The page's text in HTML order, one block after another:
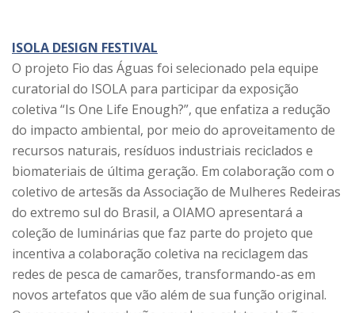
ISOLA DESIGN FESTIVAL
O projeto Fio das Águas foi selecionado pela equipe
curatorial do ISOLA para participar da exposição
coletiva “Is One Life Enough?”, que enfatiza a redução
do impacto ambiental, por meio do aproveitamento de
recursos naturais, resíduos industriais reciclados e
biomateriais de última geração. Em colaboração com o
coletivo de artesãs da Associação de Mulheres Redeiras
do extremo sul do Brasil, a OIAMO apresentará a
coleção de luminárias que faz parte do projeto que
incentiva a colaboração coletiva na reciclagem das
redes de pesca de camarões, transformando-as em
novos artefatos que vão além de sua função original.